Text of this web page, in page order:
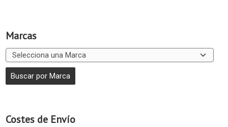
Marcas
Costes de Envío